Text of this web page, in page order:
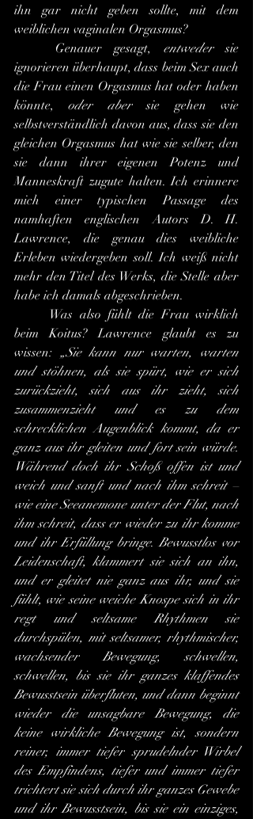
ihn gar nicht geben sollte, mit dem
weiblichen vaginalen Orgasmus?
	Genauer gesagt,
entweder sie
ignorieren überhaupt, dass beim Sex auch
die Frau einen Orgasmus hat oder haben
könnte, oder aber sie gehen wie
selbstverständlich davon aus, dass sie den
gleichen Orgasmus hat wie sie selber, den
sie dann ihrer eigenen Potenz und
Manneskraft zugute halten. Ich erinnere
mich einer typischen Passage des
namhaften englischen Autors D. H.
Lawrence, die genau dies weibliche
Erleben wiedergeben soll. Ich weiß nicht
mehr den Titel des Werks, die Stelle aber
habe ich damals abgeschrieben.
beim Koitus? Lawrence glaubt es zu
wissen: „Sie kann nur warten, warten
und stöhnen, als sie spürt, wie er sich
zurückzieht, sich aus ihr zieht, sich
zusammenzieht und es zu dem
schrecklichen Augenblick kommt, da er
ganz aus ihr gleiten und fort sein würde.
Während doch ihr Schoß offen ist und
weich und sanft und nach ihm schreit –
wie eine Seeanemone unter der Flut, nach
ihm schreit, dass er wieder zu ihr komme
und ihr Erfüllung bringe. Bewusstlos vor
Leidenschaft, klammert sie sich an ihn,
und er gleitet nie ganz aus ihr, und sie
fühlt, wie seine weiche Knospe sich in ihr
regt und seltsame Rhythmen sie
durchspülen, mit seltsamer, rhythmischer,
wachsender Bewegung, schwellen,
schwellen, bis sie ihr ganzes klaffendes
Bewusstsein überfluten, und dann beginnt
wieder die unsagbare Bewegung, die
keine wirkliche Bewegung ist, sondern
reiner, immer tiefer sprudelnder Wirbel
des Empfindens, tiefer und immer tiefer
trichtert sie sich durch ihr ganzes Gewebe
und ihr Bewusstsein, bis sie ein einziges,